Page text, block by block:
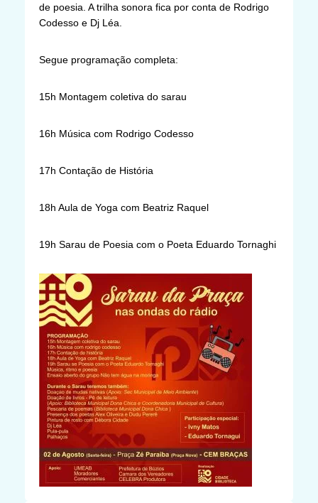
de poesia. A trilha sonora fica por conta de Rodrigo
Codesso e Dj Léa.
Segue programação completa:
15h Montagem coletiva do sarau
16h Música com Rodrigo Codesso
17h Contação de História
18h Aula de Yoga com Beatriz Raquel
19h Sarau de Poesia com o Poeta Eduardo Tornaghi